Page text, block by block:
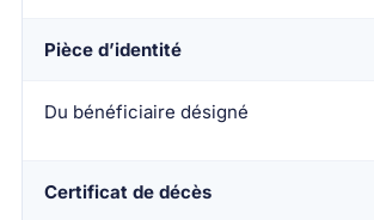
Pièce d’identité
Du bénéficiaire désigné
Certificat de décès